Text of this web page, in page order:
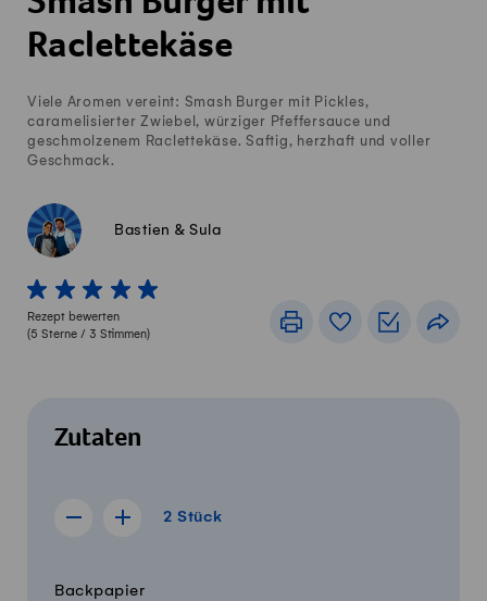
Raclettekäse
Viele Aromen vereint: Smash Burger mit Pickles,
caramelisierter Zwiebel, würziger Pfeffersauce und
geschmolzenem Raclettekäse. Saftig, herzhaft und voller
Geschmack.
Bastien & Sula
1 von 5 Sterne
2 von 5 Sterne
3 von 5 Sterne
4 von 5 Sterne
5 von 5 Sterne
Rezept bewerten
(5 Sterne / 3 Stimmen)
DruckenRezeptbuch
Zutaten
Rezept für 1 Stück anzeigen
Rezept für 3 Stück anzeigen
2 Stück
MengeZutaten
Backpapier